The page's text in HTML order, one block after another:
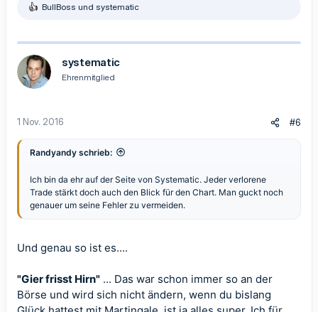
R
k
t
i
o
n
:
BullBoss und systematic
systematic
Ehrenmitglied
1 Nov. 2016 #6
Randyandy schrieb:
Ich bin da ehr auf der Seite von Systematic. Jeder verlorene
Trade stärkt doch auch den Blick für den Chart. Man guckt noch
genauer um seine Fehler zu vermeiden.
Und genau so ist es....
"Gier frisst Hirn" ... Das war schon immer so an der
Börse und wird sich nicht ändern, wenn du bislang